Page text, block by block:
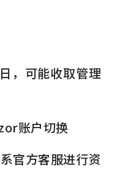
，可能收取管理
账户切换
官方客服进行资